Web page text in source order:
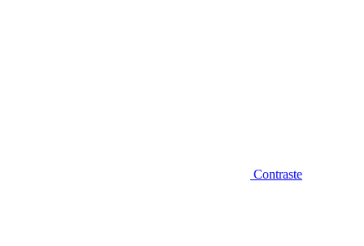
Contraste